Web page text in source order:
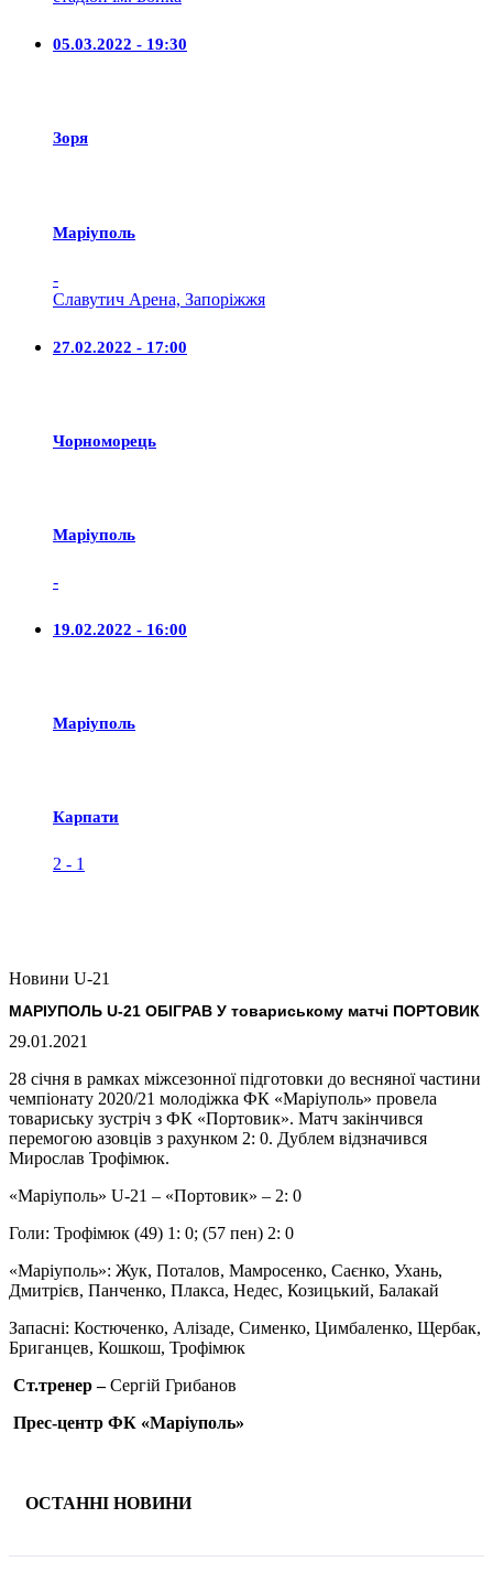
05.03.2022 - 19:30
Зоря
Маріуполь
-
Славутич Арена, Запоріжжя
27.02.2022 - 17:00
Чорноморець
Маріуполь
-
19.02.2022 - 16:00
Маріуполь
Карпати
2 - 1
Новини U-21
МАРІУПОЛЬ U-21 ОБІГРАВ У товариському матчі ПОРТОВИК
29.01.2021
28 січня в рамках міжсезонної підготовки до весняної частини
чемпіонату 2020/21 молодіжка ФК «Маріуполь» провела
товариську зустріч з ФК «Портовик». Матч закінчився
перемогою азовців з рахунком 2: 0. Дублем відзначився
Мирослав Трофімюк.
«Маріуполь» U-21 – «Портовик» – 2: 0
Голи: Трофімюк (49) 1: 0; (57 пен) 2: 0
«Маріуполь»: Жук, Поталов, Мамросенко, Саєнко, Ухань,
Дмитрієв, Панченко, Плакса, Недес, Козицький, Балакай
Запасні: Костюченко, Алізаде, Сименко, Цимбаленко, Щербак,
Бриганцев, Кошкош, Трофімюк
Ст.тренер –Сергій Грибанов
Прес-центр ФК «Маріуполь»
ОСТАННІ НОВИНИ